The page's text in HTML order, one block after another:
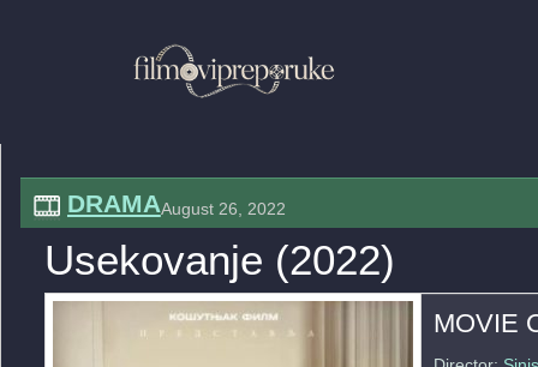
DRAMAAugust 26, 2022
Usekovanje (2022)
MOVIE